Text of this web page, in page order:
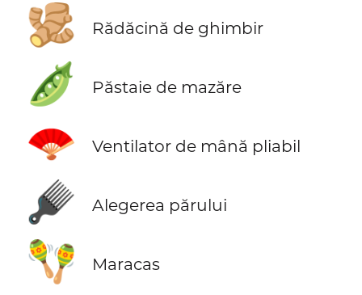
🫚 Rădăcină de ghimbir
🫛 Păstaie de mazăre
🪭 Ventilator de mână pliabil
🪮 Alegerea părului
🪇 Maracas